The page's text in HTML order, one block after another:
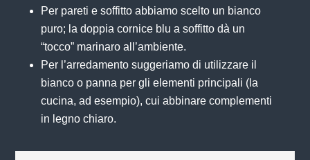
Per pareti e soffitto abbiamo scelto un bianco
puro; la doppia cornice blu a soffitto dà un
“tocco” marinaro all’ambiente.
Per l’arredamento suggeriamo di utilizzare il
bianco o panna per gli elementi principali (la
cucina, ad esempio), cui abbinare complementi
in legno chiaro.